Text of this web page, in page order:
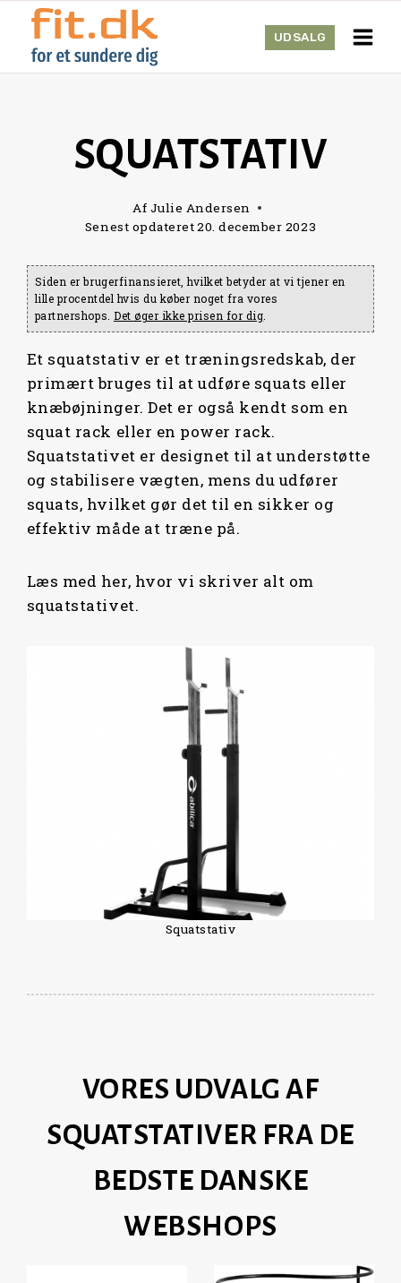
Skip
content
UDSALG
SQUATSTATIV
Af Julie Andersen
Senest opdateret20. december 2023
Siden er brugerfinansieret, hvilket betyder at vi tjener en
lille procentdel hvis du køber noget fra vores
partnershops.Det øger ikke prisen for dig
Et squatstativ er et træningsredskab, der
primært bruges til at udføre squats eller
knæbøjninger. Det er også kendt som en
squat rack eller en power rack.
Squatstativet er designet til at understøtte
og stabilisere vægten, mens du udfører
squats, hvilket gør det til en sikker og
effektiv måde at træne på.
Læs med her, hvor vi skriver alt om
squatstativet.
Squatstativ
VORES UDVALG AF
SQUATSTATIVER FRA DE
BEDSTE DANSKE
WEBSHOPS